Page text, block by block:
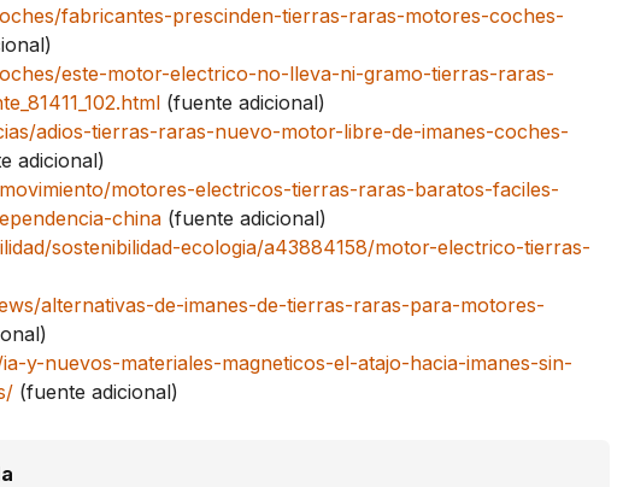
fabricantes-prescinden-tierras-raras-motores-coches-
este-motor-electrico-no-lleva-ni-gramo-tierras-raras-
(fuente adicional)
adios-tierras-raras-nuevo-motor-libre-de-imanes-coches-
adicional)
motores-electricos-tierras-raras-baratos-faciles-
china (fuente adicional)
sostenibilidad-ecologia/a43884158/motor-electrico-tierras-
alternativas-de-imanes-de-tierras-raras-para-motores-
y-nuevos-materiales-magneticos-el-atajo-hacia-imanes-sin-
(fuente adicional)